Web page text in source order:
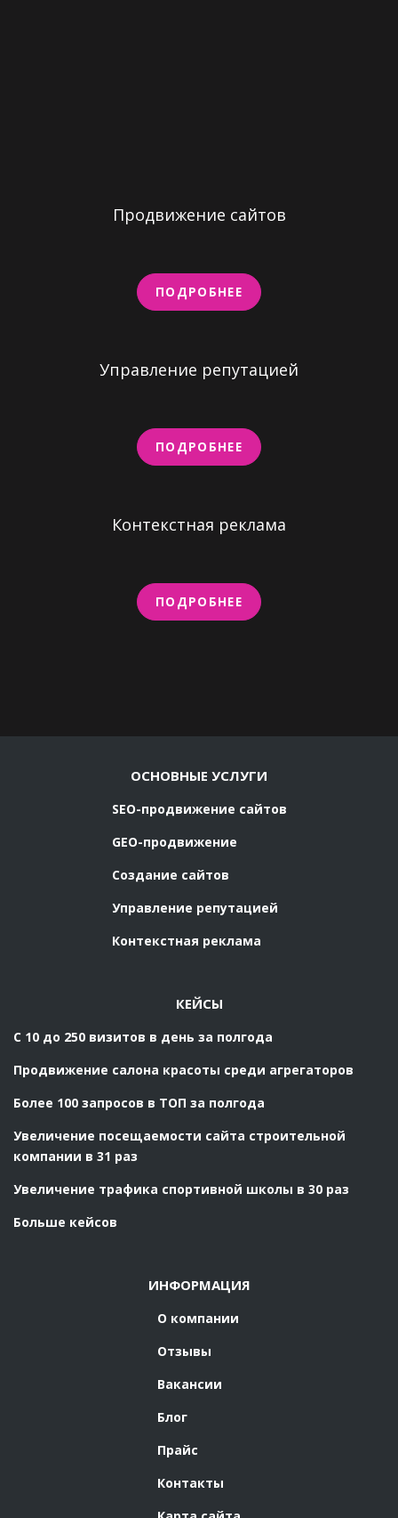
Продвижение сайтов
ПОДРОБНЕЕ
Управление репутацией
ПОДРОБНЕЕ
Контекстная реклама
ПОДРОБНЕЕ
ОСНОВНЫЕ УСЛУГИ
SEO-продвижение сайтов
GEO-продвижение
Создание сайтов
Управление репутацией
Контекстная реклама
КЕЙСЫ
С 10 до 250 визитов в день за полгода
Продвижение салона красоты среди агрегаторов
Более 100 запросов в ТОП за полгода
Увеличение посещаемости сайта строительной
компании в 31 раз
Увеличение трафика спортивной школы в 30 раз
Больше кейсов
ИНФОРМАЦИЯ
О компании
Отзывы
Вакансии
Блог
Прайс
Контакты